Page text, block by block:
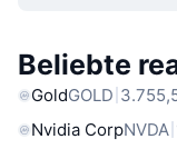
Beliebte
GoldGOLD
Nvidia CorpNVDA